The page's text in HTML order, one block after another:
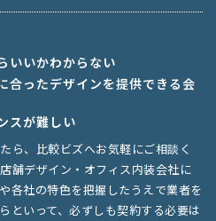
いいかわからない
合ったデザインを提供できる会
スが難しい
ら、比較ビズへお気軽にご相談く
舗デザイン・オフィス内装会社に
各社の特色を把握したうえで業者を
といって、必ずしも契約する必要は